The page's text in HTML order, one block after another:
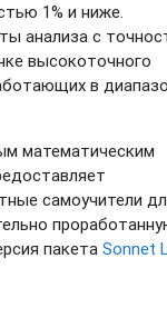
1% и ниже.
анализа с
высокоточного
в
математическим
самоучители
пакета Sonnet